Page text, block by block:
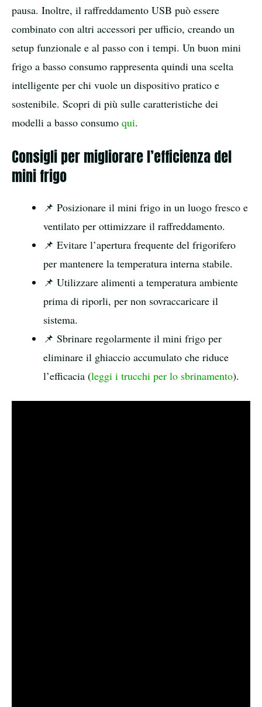
pausa. Inoltre, il raffreddamento USB può essere
combinato con altri accessori per ufficio, creando un
setup funzionale e al passo con i tempi. Un buon mini
frigo a basso consumo rappresenta quindi una scelta
intelligente per chi vuole un dispositivo pratico e
sostenibile. Scopri di più sulle caratteristiche dei
modelli a basso consumo qui.
Consigli per migliorare l’efficienza del
mini frigo
📌 Posizionare il mini frigo in un luogo fresco e
ventilato per ottimizzare il raffreddamento.
📌 Evitare l’apertura frequente del frigorifero
per mantenere la temperatura interna stabile.
📌 Utilizzare alimenti a temperatura ambiente
prima di riporli, per non sovraccaricare il
sistema.
📌 Sbrinare regolarmente il mini frigo per
eliminare il ghiaccio accumulato che riduce
l’efficacia (leggi i trucchi per lo sbrinamento).